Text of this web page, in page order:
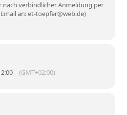
nach verbindlicher Anmeldung per
an: et-toepfer@web.de)
(GMT+02:00)